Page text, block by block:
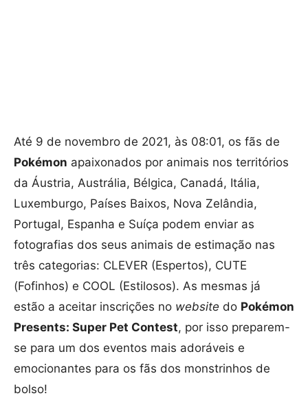
Até 9 de novembro de 2021, às 08:01, os fãs de
Pokémon apaixonados por animais nos territórios
da Áustria, Austrália, Bélgica, Canadá, Itália,
Luxemburgo, Países Baixos, Nova Zelândia,
Portugal, Espanha e Suíça podem enviar as
fotografias dos seus animais de estimação nas
três categorias: CLEVER (Espertos), CUTE
(Fofinhos) e COOL (Estilosos). As mesmas já
estão a aceitar inscrições no website do Pokémon
Presents: Super Pet Contest, por isso preparem-
se para um dos eventos mais adoráveis e
emocionantes para os fãs dos monstrinhos de
bolso!